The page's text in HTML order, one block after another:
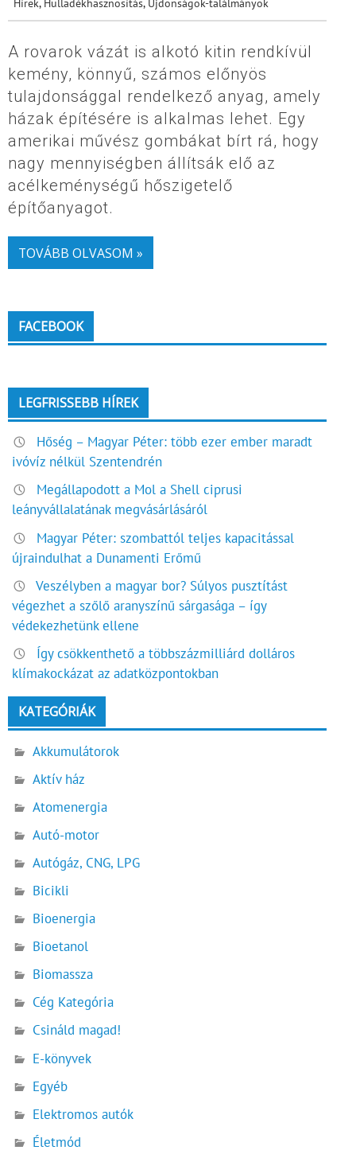
A rovarok vázát is alkotó kitin rendkívül
kemény, könnyű, számos előnyös
tulajdonsággal rendelkező anyag, amely
házak építésére is alkalmas lehet. Egy
amerikai művész gombákat bírt rá, hogy
nagy mennyiségben állítsák elő az
acélkeménységű hőszigetelő
építőanyagot.
TOVÁBB OLVASOM »
FACEBOOK
LEGFRISSEBB HÍREK
Hőség – Magyar Péter: több ezer ember maradt
ivóvíz nélkül Szentendrén
Megállapodott a Mol a Shell ciprusi
leányvállalatának megvásárlásáról
Magyar Péter: szombattól teljes kapacitással
újraindulhat a Dunamenti Erőmű
Veszélyben a magyar bor? Súlyos pusztítást
végezhet a szőlő aranyszínű sárgasága – így
védekezhetünk ellene
Így csökkenthető a többszázmilliárd dolláros
klímakockázat az adatközpontokban
KATEGÓRIÁK
Akkumulátorok
Aktív ház
Atomenergia
Autó-motor
Autógáz, CNG, LPG
Bicikli
Bioenergia
Bioetanol
Biomassza
Cég Kategória
Csináld magad!
E-könyvek
Egyéb
Elektromos autók
Életmód